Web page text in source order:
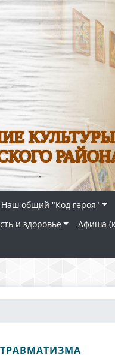
КУЛЬТУРЫ
Наш общий "Код героя"
и здоровье
Афиша